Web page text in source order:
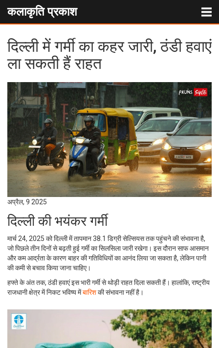
कलाकृति प्रकाश
दिल्ली में गर्मी का कहर जारी, ठंडी हवाएं
ला सकती हैं राहत
अप्रैल, 9 2025
दिल्ली की भयंकर गर्मी
मार्च 24, 2025 को दिल्ली में तापमान 38.1 डिग्री सेल्सियस तक पहुंचने की संभावना है,
जो पिछले तीन दिनों से बढ़ती हुई गर्मी का सिलसिला जारी रखेगा। इस दौरान साफ आसमान
और कम आर्द्रता के कारण बाहर की गतिविधियों का आनंद लिया जा सकता है, लेकिन पानी
की कमी से बचाव किया जाना चाहिए।
हफ्ते के अंत तक, ठंडी हवाएं इस भारी गर्मी से थोड़ी राहत दिला सकती हैं। हालांकि, राष्ट्रीय
राजधानी क्षेत्र में निकट भविष्य मेंबारिशकी संभावना नहीं है।